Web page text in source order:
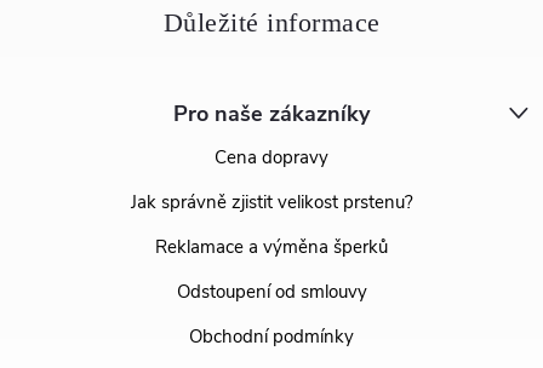
Pro naše zákazníky
Cena dopravy
Jak správně zjistit velikost prstenu?
Reklamace a výměna šperků
Odstoupení od smlouvy
Obchodní podmínky